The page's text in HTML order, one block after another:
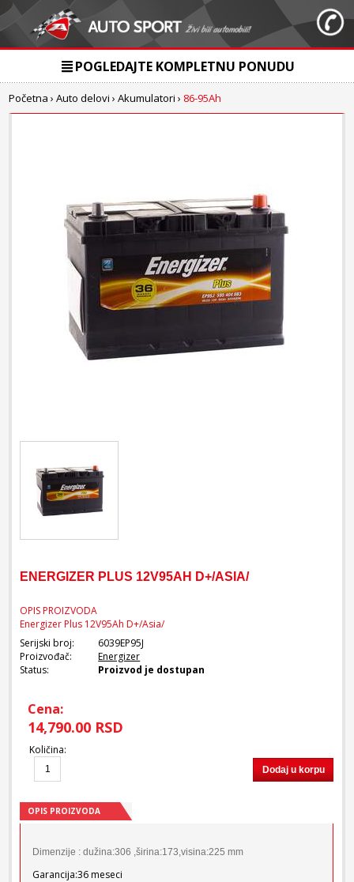
POGLEDAJTE KOMPLETNU PONUDU
Početna ›Auto delovi ›Akumulatori › 86-95Ah
ENERGIZER PLUS 12V95AH D+/ASIA/
OPIS PROIZVODA
Energizer Plus 12V95Ah D+/Asia/
Serijski broj:
6039EP95J
Proizvođač:
Energizer
Status:
Proizvod je dostupan
Cena:
14,790.00 RSD
Količina:
Dodaj u korpu
OPIS PROIZVODA
Dimenzije : dužina:306 ,širina:173,visina:225 mm
Garancija:36 meseci